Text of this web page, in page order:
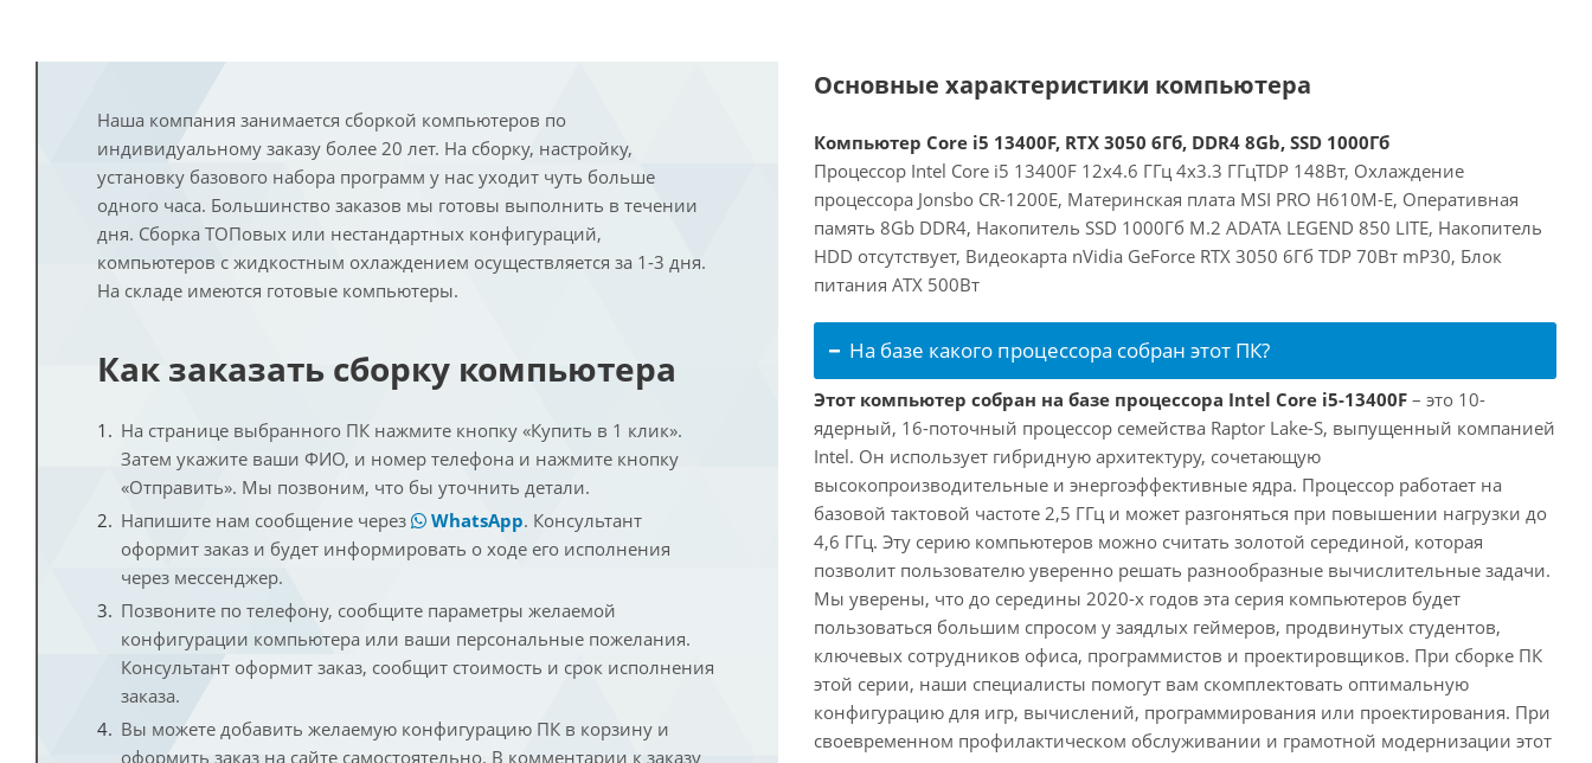
Наша компания занимается сборкой компьютеров по
индивидуальному заказу более 20 лет. На сборку, настройку,
установку базового набора программ у нас уходит чуть больше
одного часа. Большинство заказов мы готовы выполнить в течении
дня. Сборка ТОПовых или нестандартных конфигураций,
компьютеров с жидкостным охлаждением осуществляется за 1-3 дня.
На складе имеются готовые компьютеры.
Как заказать сборку компьютера
На странице выбранного ПК нажмите кнопку «Купить в 1 клик».
Затем укажите ваши ФИО, и номер телефона и нажмите кнопку
«Отправить». Мы позвоним, что бы уточнить детали.
Напишите нам сообщение через
WhatsApp. Консультант
оформит заказ и будет информировать о ходе его исполнения
через мессенджер.
Позвоните по телефону, сообщите параметры желаемой
конфигурации компьютера или ваши персональные пожелания.
Консультант оформит заказ, сообщит стоимость и срок исполнения
заказа.
Вы можете добавить желаемую конфигурацию ПК в корзину и
оформить заказ на сайте самостоятельно. В комментарии к заказу
Основные характеристики компьютера
Компьютер Core i5 13400F, RTX 3050 6Гб, DDR4 8Gb, SSD 1000Гб
Процессор Intel Core i5 13400F 12x4.6 ГГц 4x3.3 ГГцTDP 148Вт, Охлаждение
процессора Jonsbo CR-1200E, Материнская плата MSI PRO H610M-E, Оперативная
память 8Gb DDR4, Накопитель SSD 1000Гб M.2 ADATA LEGEND 850 LITE, Накопитель
HDD отсутствует, Видеокарта nVidia GeForce RTX 3050 6Гб TDP 70Вт mP30, Блок
питания ATX 500Вт
На базе какого процессора собран этот ПК?
Этот компьютер собран на базе процессора Intel Core i5-13400F – это 10-
ядерный, 16-поточный процессор семейства Raptor Lake-S, выпущенный компанией
Intel. Он использует гибридную архитектуру, сочетающую
высокопроизводительные и энергоэффективные ядра. Процессор работает на
базовой тактовой частоте 2,5 ГГц и может разгоняться при повышении нагрузки до
4,6 ГГц. Эту серию компьютеров можно считать золотой серединой, которая
позволит пользователю уверенно решать разнообразные вычислительные задачи.
Мы уверены, что до середины 2020-х годов эта серия компьютеров будет
пользоваться большим спросом у заядлых геймеров, продвинутых студентов,
ключевых сотрудников офиса, программистов и проектировщиков. При сборке ПК
этой серии, наши специалисты помогут вам скомплектовать оптимальную
конфигурацию для игр, вычислений, программирования или проектирования. При
своевременном профилактическом обслуживании и грамотной модернизации этот